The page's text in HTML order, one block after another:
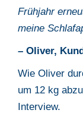
Frühjahr
meine
– Oliver,
Wie Oliver
um 12 kg
Interview.